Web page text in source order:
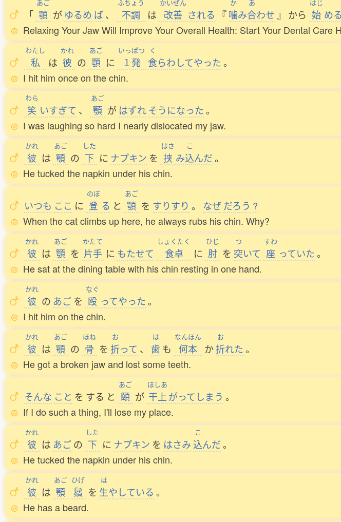
「
あご
顎 が ゆるめ ば、
ふちょう
不調 は
かいぜん
改善 される 『
か
噛み
あ
合わせ』 から
はじ
始 める
Relaxing Your Jaw Will Improve Your Overall Health: Start Your Dental Care
わたし
私 は
かれ
彼 の
あご
顎 に
いっぱつ
１発
く
食らわしてやった。
I hit him once on the chin.
わら
笑 いすぎて 、
あご
顎 が はずれ そうになった。
I was laughing so hard I nearly dislocated my jaw.
かれ
彼 は
あご
顎 の
した
下 に ナプキン を
はさ
挟 み
こ
込んだ。
He tucked the napkin under his chin.
いつも ここ に
のぼ
登 る と
あご
顎 を すりすり 。 なぜだろう ?
When the cat climbs up here, he always rubs his chin. Why?
かれ
彼 は
あご
顎 を
かたて
片手 に もたせて
しょくたく
食卓 に
ひじ
肘 を
つ
突いて
すわ
座 っていた。
He sat at the dining table with his chin resting in one hand.
かれ
彼 の あご を
なぐ
殴 ってやった。
I hit him on the chin.
かれ
彼 は
あご
顎 の
ほね
骨 を
お
折って 、
は
歯 も
なんほん
何本 か
お
折れた。
He got a broken jaw and lost some teeth.
そんな こと を する と
あご
頤 が
ほしあ
干上がってしまう 。
If I do such a thing, I'll lose my place.
かれ
彼 は あごの
した
下 に ナプキン を はさみ
こ
込んだ。
He tucked the napkin under his chin.
かれ
彼 は
あご
顎
ひげ
鬚 を
は
生やしている 。
He has a beard.